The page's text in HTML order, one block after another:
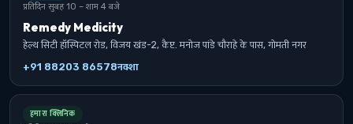
प्रतिदिन सुबह 10 – शाम 4 बजे
Remedy Medicity
हेल्थ सिटी हॉस्पिटल रोड, विजय खंड-2, कैप्ट. मनोज पांडे चौराहे के पास, गोमती नगर
+91 88203 86578नक्शा
हमारा क्लिनिक